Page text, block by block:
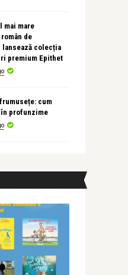
mai mare
de
colecția
premium Epithet
cum
profunzime